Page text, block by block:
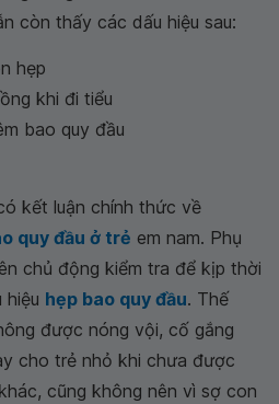
còn thấy các dấu hiệu sau:
hẹp
khi đi tiểu
bao quy đầu
kết luận chính thức về
quy đầu ở trẻ em nam. Phụ
chủ động kiểm tra để kịp thời
hẹp bao quy đầu. Thế
được nóng vội, cố gắng
cho trẻ nhỏ khi chưa được
cũng không nên vì sợ con